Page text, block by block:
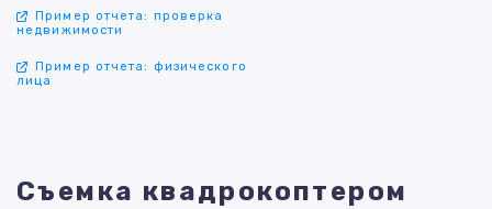
Пример отчета: проверка
недвижимости
Пример отчета: физического
лица
Съемка квадрокоптером